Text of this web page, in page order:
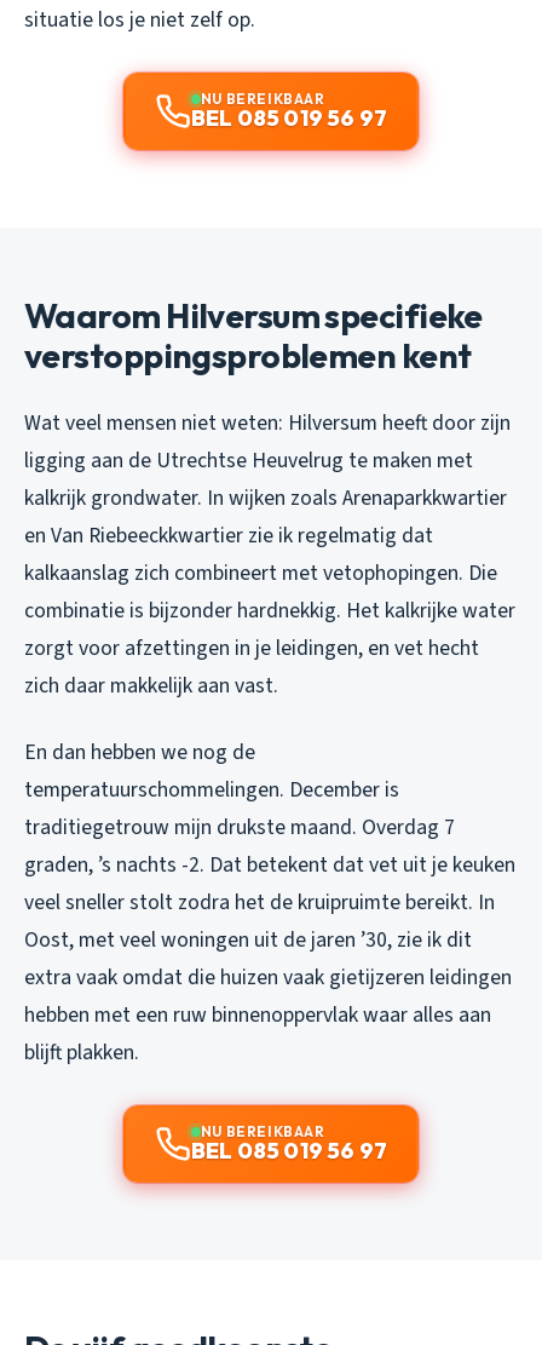
situatie los je niet zelf op.
NU BEREIKBAAR
BEL 085 019 56 97
Waarom Hilversum specifieke
verstoppingsproblemen kent
Wat veel mensen niet weten: Hilversum heeft door zijn
ligging aan de Utrechtse Heuvelrug te maken met
kalkrijk grondwater. In wijken zoals Arenaparkkwartier
en Van Riebeeckkwartier zie ik regelmatig dat
kalkaanslag zich combineert met vetophopingen. Die
combinatie is bijzonder hardnekkig. Het kalkrijke water
zorgt voor afzettingen in je leidingen, en vet hecht
zich daar makkelijk aan vast.
En dan hebben we nog de
temperatuurschommelingen. December is
traditiegetrouw mijn drukste maand. Overdag 7
graden, ’s nachts -2. Dat betekent dat vet uit je keuken
veel sneller stolt zodra het de kruipruimte bereikt. In
Oost, met veel woningen uit de jaren ’30, zie ik dit
extra vaak omdat die huizen vaak gietijzeren leidingen
hebben met een ruw binnenoppervlak waar alles aan
blijft plakken.
NU BEREIKBAAR
BEL 085 019 56 97